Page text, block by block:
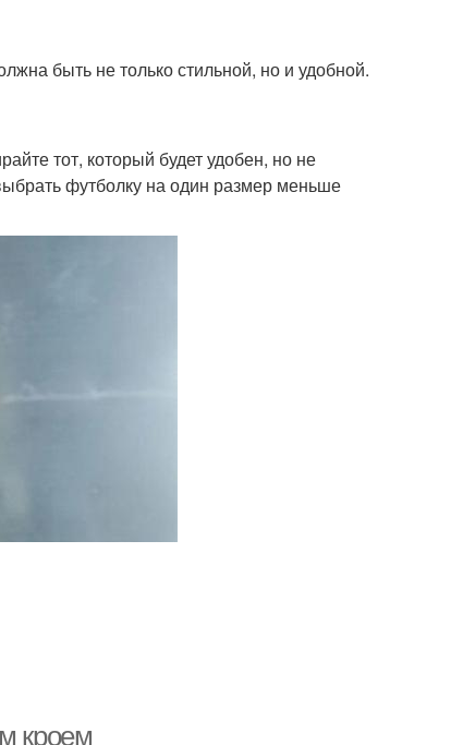
быть не только стильной, но и удобной.
тот, который будет удобен, но не
футболку на один размер меньше
кроем